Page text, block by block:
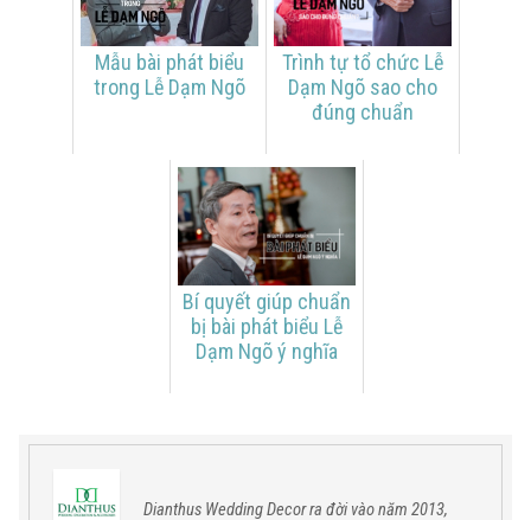
Mẫu bài phát biểu
trong Lễ Dạm Ngõ
Trình tự tổ chức Lễ
Dạm Ngõ sao cho
đúng chuẩn
Bí quyết giúp chuẩn
bị bài phát biểu Lễ
Dạm Ngõ ý nghĩa
Dianthus Wedding Decor ra đời vào năm 2013,